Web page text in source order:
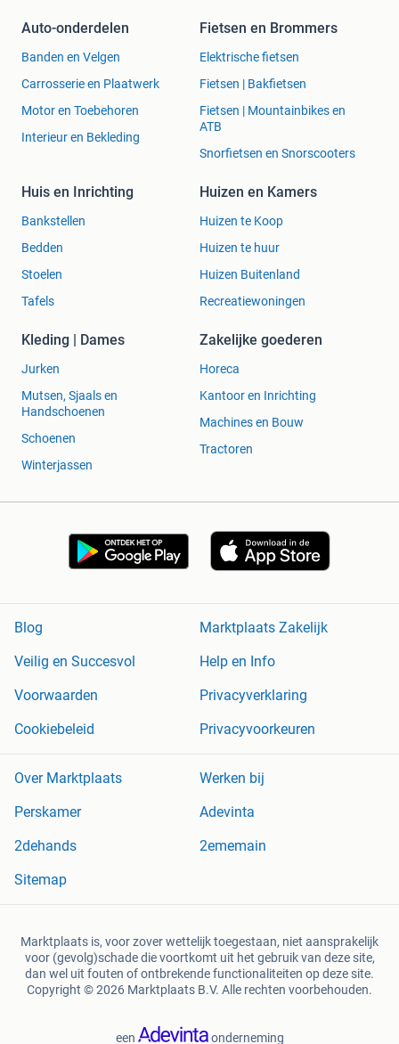
Auto-onderdelen
Banden en Velgen
Carrosserie en Plaatwerk
Motor en Toebehoren
Interieur en Bekleding
Fietsen en Brommers
Elektrische fietsen
Fietsen | Bakfietsen
Fietsen | Mountainbikes en
ATB
Snorfietsen en Snorscooters
Huis en Inrichting
Bankstellen
Bedden
Stoelen
Tafels
Huizen en Kamers
Huizen te Koop
Huizen te huur
Huizen Buitenland
Recreatiewoningen
Kleding | Dames
Jurken
Mutsen, Sjaals en
Handschoenen
Schoenen
Winterjassen
Zakelijke goederen
Horeca
Kantoor en Inrichting
Machines en Bouw
Tractoren
Blog
Marktplaats Zakelijk
Veilig en Succesvol
Help en Info
Voorwaarden
Privacyverklaring
Cookiebeleid
Privacyvoorkeuren
Over Marktplaats
Werken bij
Perskamer
Adevinta
2dehands
2ememain
Sitemap
Marktplaats is, voor zover wettelijk toegestaan, niet aansprakelijk
voor (gevolg)schade die voortkomt uit het gebruik van deze site,
dan wel uit fouten of ontbrekende functionaliteiten op deze site.
Copyright © 2026 Marktplaats B.V. Alle rechten voorbehouden.
een onderneming